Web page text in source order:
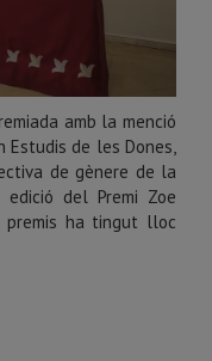
amb la menció
Estudis de les Dones,
de gènere de la
del Premi Zoe
premis ha tingut lloc